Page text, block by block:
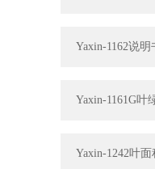
Yaxin-1162说明
Yaxin-1161G叶
Yaxin-1242叶